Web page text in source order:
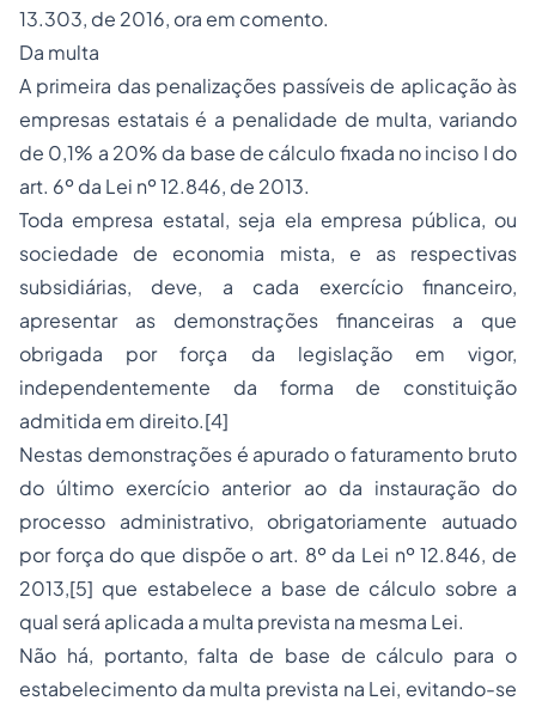
13.303, de 2016, ora em comento.
Da multa
A primeira das penalizações passíveis de aplicação às
empresas estatais é a penalidade de multa, variando
de 0,1% a 20% da base de cálculo fixada no inciso I do
art. 6º da Lei nº 12.846, de 2013.
Toda empresa estatal, seja ela empresa pública, ou
sociedade de economia mista, e as respectivas
subsidiárias, deve, a cada exercício financeiro,
apresentar as demonstrações financeiras a que
obrigada por força da legislação em vigor,
independentemente da forma de constituição
admitida em direito.[4]
Nestas demonstrações é apurado o faturamento bruto
do último exercício anterior ao da instauração do
processo administrativo, obrigatoriamente autuado
por força do que dispõe o art. 8º da Lei nº 12.846, de
2013,[5] que estabelece a base de cálculo sobre a
qual será aplicada a multa prevista na mesma Lei.
Não há, portanto, falta de base de cálculo para o
estabelecimento da multa prevista na Lei, evitando-se